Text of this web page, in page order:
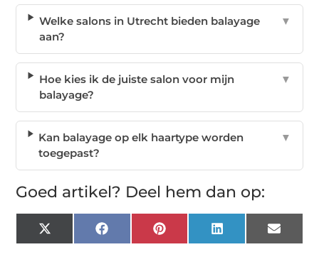
Welke salons in Utrecht bieden balayage
aan?
▼
Hoe kies ik de juiste salon voor mijn
balayage?
▼
Kan balayage op elk haartype worden
toegepast?
▼
Goed artikel? Deel hem dan op:
X
(Twitter)
FacebookPinterest LinkedIn Email